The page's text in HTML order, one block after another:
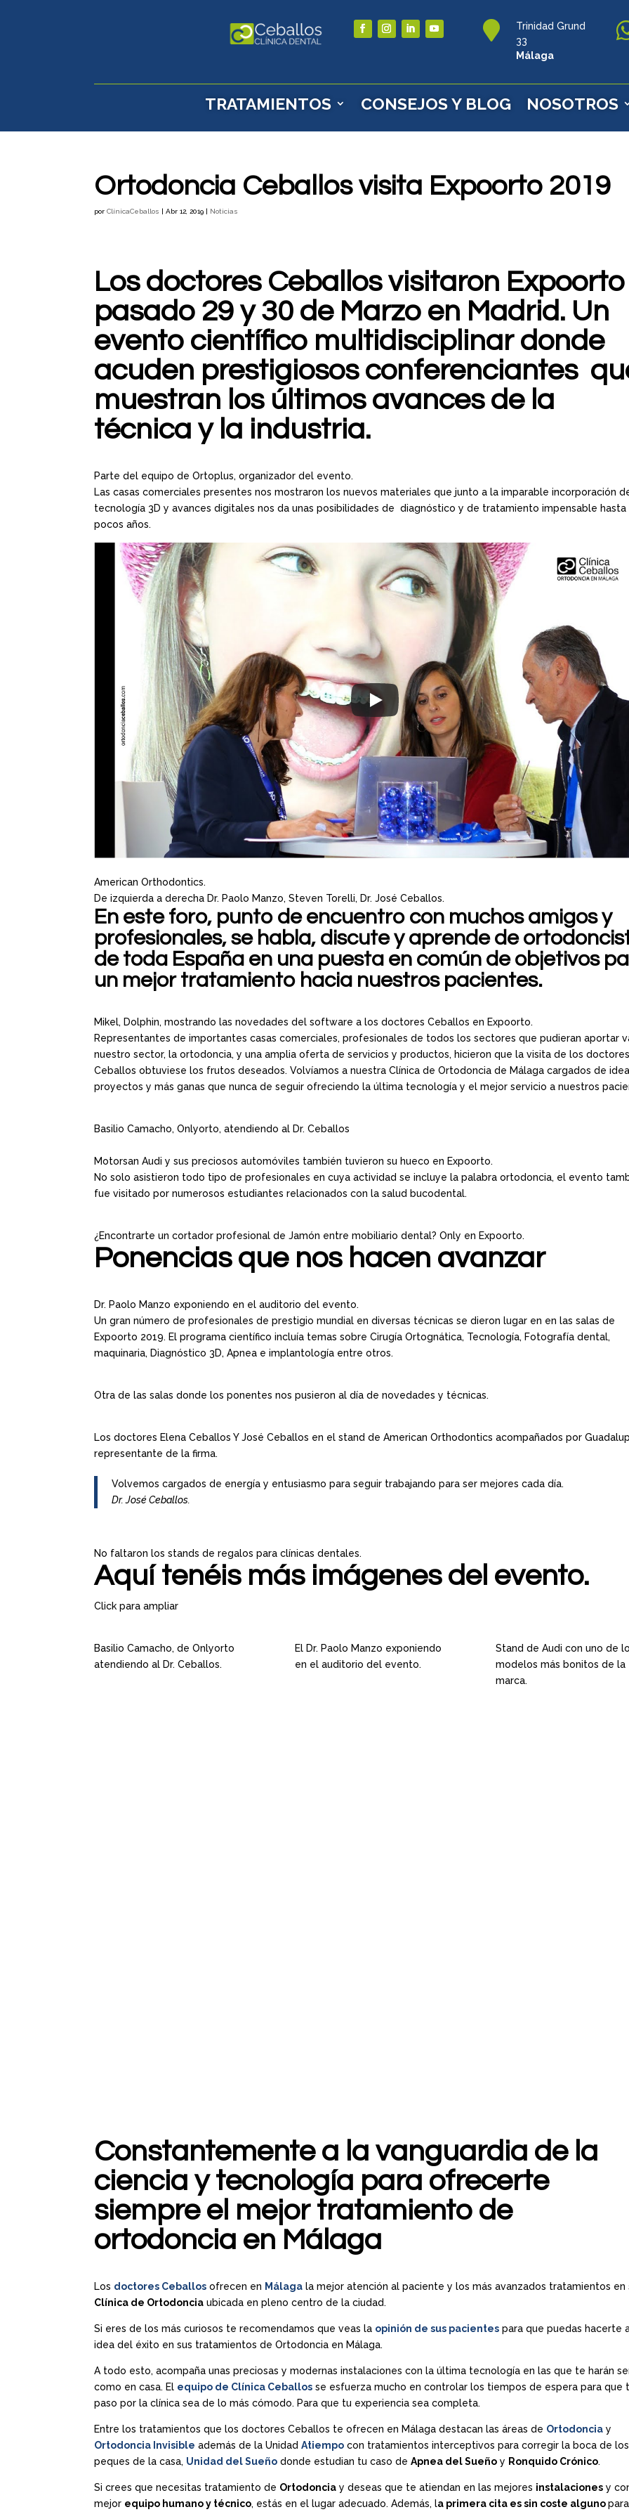

Trinidad Grund
33
Málaga
TRATAMIENTOS CONSEJOS Y BLOG NOSOTROS
Ortodoncia Ceballos visita Expoorto 2019
porClínicaCeballos |Abr 12, 2019 | Noticias
Los doctores Ceballos visitaron
pasado 29 y 30 de Marzo en Madrid. Un
evento científico multidisciplinar donde
acuden prestigiosos conferenciantes
muestran los últimos avances de la
técnica y la industria.
Parte del equipo de Ortoplus, organizador del evento.
Las casas comerciales presentes nos mostraron los nuevos materiales que junto a la imparable incorporación
tecnología 3D y avances digitales nos da unas posibilidades de diagnóstico y de tratamiento impensable hasta
pocos años.
American Orthodontics.
De izquierda a derecha Dr. Paolo Manzo, Steven Torelli, Dr. José Ceballos.
En este foro, punto de encuentro con muchos amigos y
profesionales, se habla, discute y aprende de
de toda España en una puesta en común de objetivos
un mejor tratamiento hacia nuestros pacientes.
Mikel, Dolphin, mostrando las novedades del software a los doctores Ceballos en Expoorto.
Representantes de importantes casas comerciales, profesionales de todos los sectores que pudieran aportar
nuestro sector, la ortodoncia, y una amplia oferta de servicios y productos, hicieron que la visita de los
Ceballos obtuviese los frutos deseados. Volvíamos a nuestra Clínica de Ortodoncia de Málaga cargados de
proyectos y más ganas que nunca de seguir ofreciendo la última tecnología y el mejor servicio a nuestros
Basilio Camacho, Onlyorto, atendiendo al Dr. Ceballos
Motorsan Audi y sus preciosos automóviles también tuvieron su hueco en Expoorto.
No solo asistieron todo tipo de profesionales en cuya actividad se incluye la palabra ortodoncia, el evento
fue visitado por numerosos estudiantes relacionados con la salud bucodental.
¿Encontrarte un cortador profesional de Jamón entre mobiliario dental? Only en Expoorto.
Ponencias que nos hacen avanzar
Dr. Paolo Manzo exponiendo en el auditorio del evento.
Un gran número de profesionales de prestigio mundial en diversas técnicas se dieron lugar en en las salas de
Expoorto 2019. El programa científico incluía temas sobre Cirugía Ortognática, Tecnología, Fotografía dental,
maquinaria, Diagnóstico 3D, Apnea e implantología entre otros.
Otra de las salas donde los ponentes nos pusieron al día de novedades y técnicas.
Los doctores Elena Ceballos Y José Ceballos en el stand de American Orthodontics acompañados por
representante de la firma.
Volvemos cargados de energía y entusiasmo para seguir trabajando para ser mejores cada día.
Dr. José Ceballos.
No faltaron los stands de regalos para clínicas dentales.
Aquí tenéis más imágenes del evento.
Click para ampliar
Basilio Camacho, de Onlyorto
atendiendo al Dr. Ceballos.
El Dr. Paolo Manzo exponiendo
en el auditorio del evento.
Stand de Audi con uno de
modelos más bonitos de la
marca.
Constantemente a la vanguardia de la
ciencia y tecnología para ofrecerte
siempre el mejor tratamiento de
ortodoncia en Málaga
Los doctores Ceballos ofrecen en Málaga la mejor atención al paciente y los más avanzados tratamientos en
Clínica de Ortodoncia ubicada en pleno centro de la ciudad.
Si eres de los más curiosos te recomendamos que veas la opinión de sus pacientes para que puedas hacerte
idea del éxito en sus tratamientos de Ortodoncia en Málaga.
A todo esto, acompaña unas preciosas y modernas instalaciones con la última tecnología en las que te harán
como en casa. El equipo de Clínica Ceballos se esfuerza mucho en controlar los tiempos de espera para que
paso por la clínica sea de lo más cómodo. Para que tu experiencia sea completa.
Entre los tratamientos que los doctores Ceballos te ofrecen en Málaga destacan las áreas de Ortodoncia y
Ortodoncia Invisible además de la UnidadAtiempo con tratamientos interceptivos para corregir la boca de
peques de la casa, Unidad del Sueño donde estudian tu caso deApnea del Sueño y Ronquido Crónico.
Si crees que necesitas tratamiento de Ortodoncia y deseas que te atiendan en las mejores instalaciones y
mejor equipo humano y técnico, estás en el lugar adecuado. Además, la primera cita es sin coste alguno